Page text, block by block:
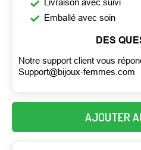
Livraison avec suivi
Emballé avec soin
DES
Notre support client vous
Support@bijoux-femmes.com
AJOUTER